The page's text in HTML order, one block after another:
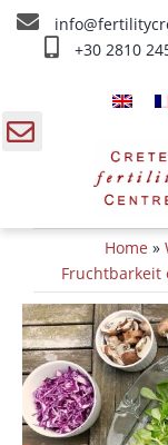
Skip
+30 2810
Über uns
Verjüngung
IV Therapien
Info
Kontakt
Home »
Fruchtbarkeit